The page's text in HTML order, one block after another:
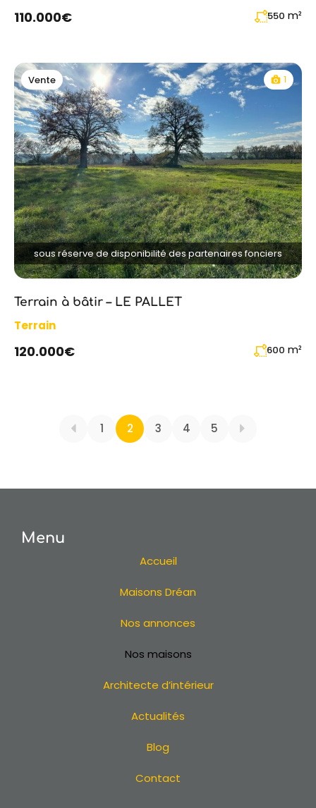
110.000€ 550 m²
sous réserve de disponibilité des partenaires fonciers
Vente 1
Terrain à bâtir – LE PALLET
Terrain
120.000€ 600 m²
1 2 3 4 5
Menu
Accueil
Maisons Dréan
Nos annonces
Nos maisons
Architecte d’intérieur
Actualités
Blog
Contact